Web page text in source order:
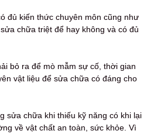
đủ kiến thức chuyên môn cũng như
chữa triệt để hay không và có đủ
bỏ ra để mò mẫm sự cố, thời gian
vật liệu để sửa chữa có đáng cho
sửa chữa khi thiếu kỹ năng có khi lại
về vật chất an toàn, sức khỏe. Vì